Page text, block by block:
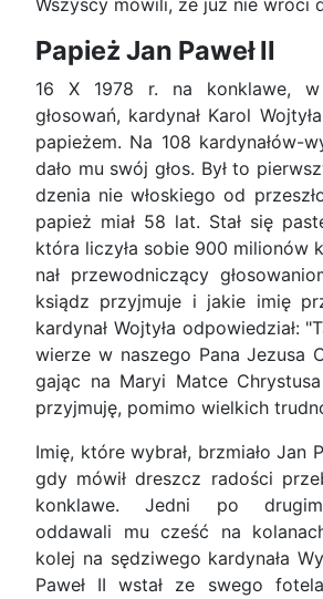
Wszyscy mówili, że już nie wróci
Papież Jan Paweł II
16 X 1978 r. na konklawe, w
głosowań, kardynał Karol
papieżem. Na 108
dało mu swój głos. Był to
dzenia nie włoskiego od
papież miał 58 lat. Stał się
która liczyła sobie 900 milionów
nał przewodniczący
ksiądz przyjmuje i jakie imię
kardynał Wojtyła odpowiedział:
wierze w naszego Pana Jezusa
gając na Maryi Matce
przyjmuję, pomimo wielkich
Imię, które wybrał, brzmiało Jan
gdy mówił dreszcz radości
konklawe. Jedni po drugim
oddawali mu cześć na
kolej na sędziwego kardynała
Paweł II wstał ze swego